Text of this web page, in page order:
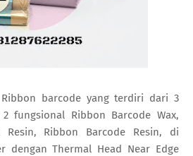
barcode yang terdiri dari 3
fungsional Ribbon Barcode Wax,
Resin, Ribbon Barcode Resin, di
dengan Thermal Head Near Edge